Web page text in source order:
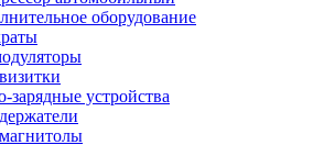
оборудование
зарядные устройства